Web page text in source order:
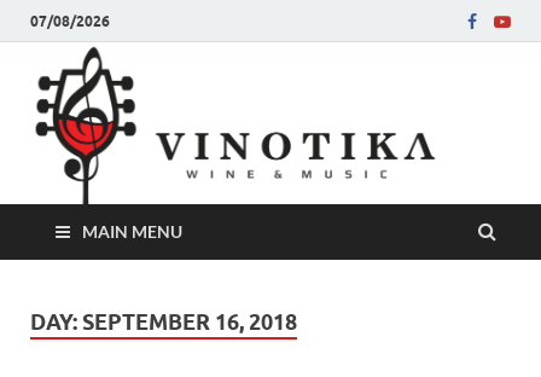
07/08/2026
MAIN MENU
DAY: SEPTEMBER 16, 2018